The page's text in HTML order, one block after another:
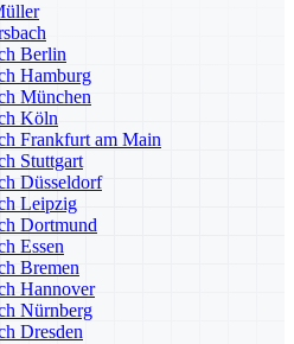
Berlin
Hamburg
München
Köln
Frankfurt am Main
Stuttgart
Düsseldorf
Leipzig
Dortmund
Essen
Bremen
Hannover
Nürnberg
Dresden